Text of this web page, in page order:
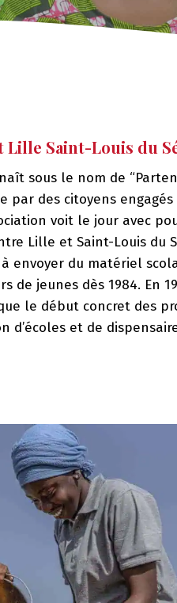
Lille Saint-Louis du
sous le nom de
par des citoyens
voit le jour avec
Lille et Saint-Louis du
envoyer du matériel
de jeunes dès 1984. En
le début concret des
d’écoles et de